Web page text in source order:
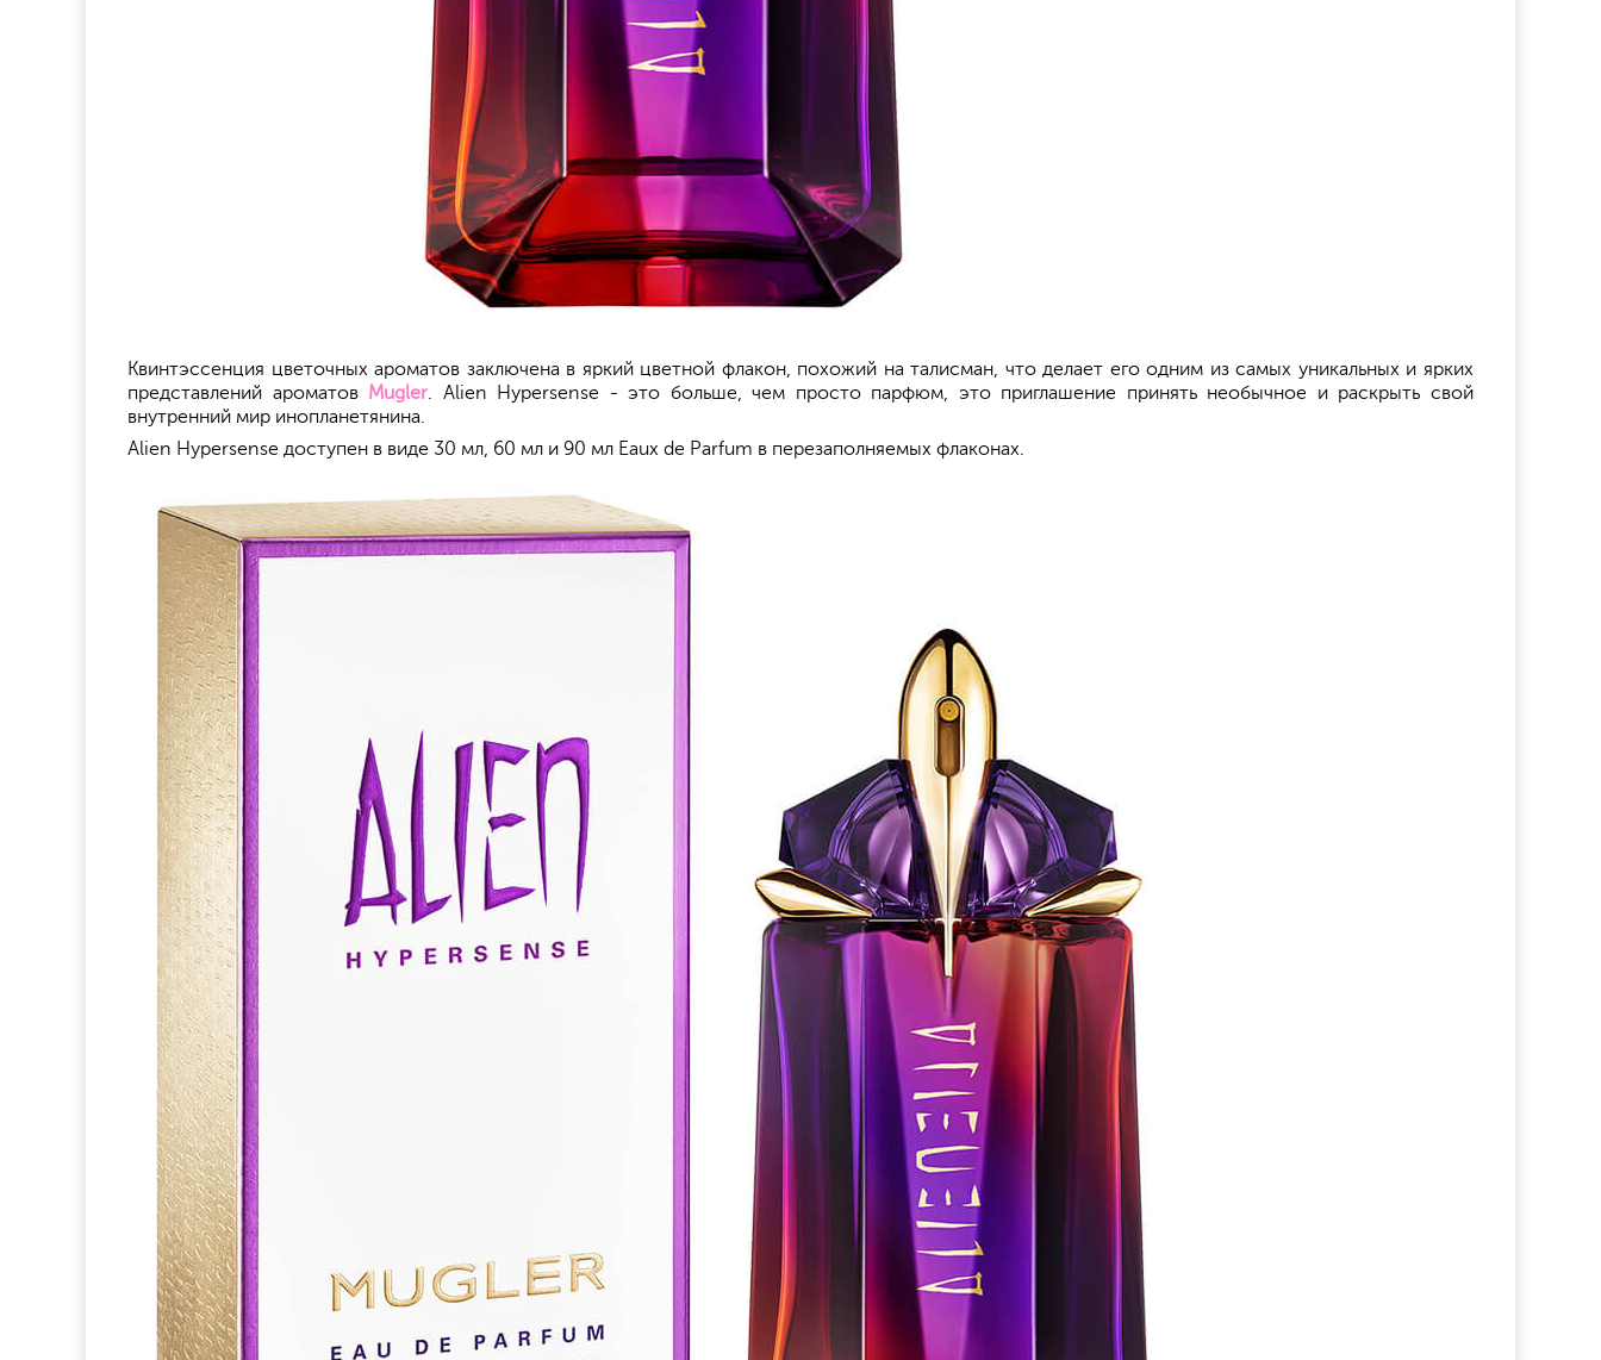
Квинтэссенция цветочных ароматов заключена в яркий цветной флакон, похожий на талисман, что делает его одним из самых уникальных и ярких
представлений ароматов Mugler. Alien Hypersense - это больше, чем просто парфюм, это приглашение принять необычное и раскрыть свой
внутренний мир инопланетянина.
Alien Hypersense доступен в виде 30 мл, 60 мл и 90 мл Eaux de Parfum в перезаполняемых флаконах.